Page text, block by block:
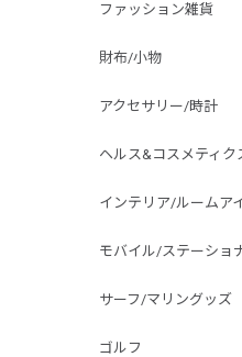
ファッション雑貨
財布/小物
アクセサリー/時計
ヘルス&コスメティク
インテリア/ルームア
モバイル/ステーショ
サーフ/マリングッズ
ゴルフ